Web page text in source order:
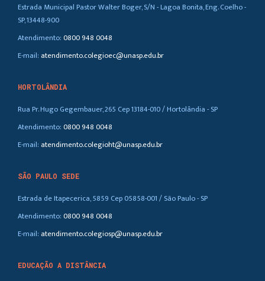
Estrada Municipal Pastor Walter Boger, S/N - Lagoa Bonita, Eng. Coelho -
SP, 13448-900
Atendimento:0800 948 0048
E-mail: atendimento.colegioec@unasp.edu.br
HORTOLÂNDIA
Rua Pr. Hugo Gegembauer, 265 Cep 13184-010 / Hortolândia - SP
Atendimento:0800 948 0048
E-mail: atendimento.colegioht@unasp.edu.br
SÃO PAULO SEDE
Estrada de Itapecerica, 5859 Cep 05858-001 / São Paulo - SP
Atendimento:0800 948 0048
E-mail: atendimento.colegiosp@unasp.edu.br
EDUCAÇÃO A DISTÂNCIA